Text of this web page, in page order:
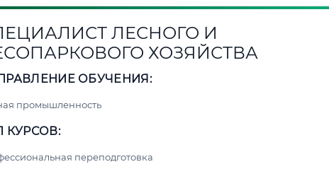
ЛЕСНОГО И
ХОЗЯЙСТВА
ОБУЧЕНИЯ:
промышленность
КУРСОВ:
переподготовка